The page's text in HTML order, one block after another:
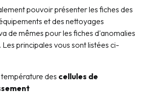
pouvoir présenter les fiches des
et des nettoyages
de mêmes pour les fiches d'anomalies
principales vous sont listées ci-
des cellules de